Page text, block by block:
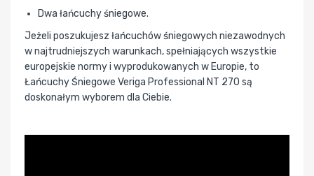
Dwa łańcuchy śniegowe.
Jeżeli poszukujesz łańcuchów śniegowych niezawodnych
w najtrudniejszych warunkach, spełniających wszystkie
europejskie normy i wyprodukowanych w Europie, to
Łańcuchy Śniegowe Veriga Professional NT 270 są
doskonałym wyborem dla Ciebie.